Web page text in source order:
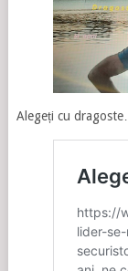
Alegeți cu dragoste…